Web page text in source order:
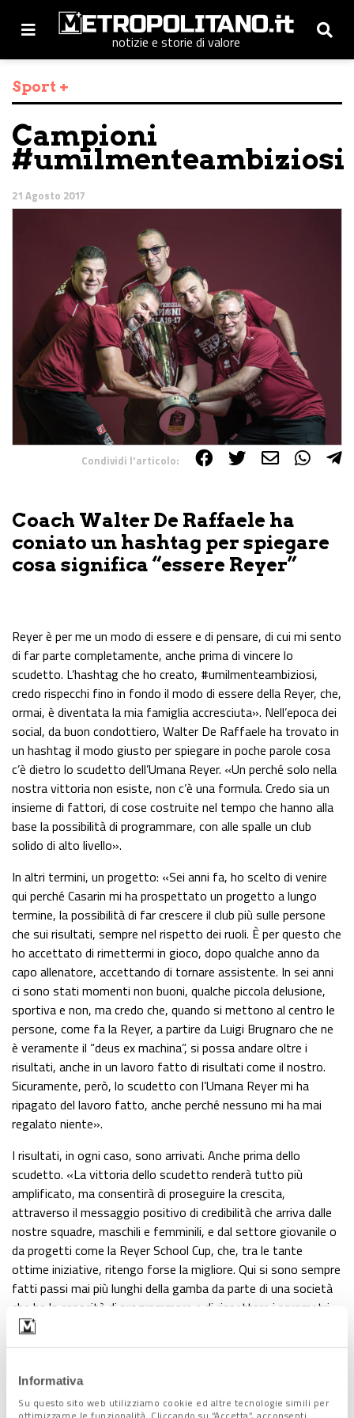
Informativa
Su questo sito web utilizziamo cookie ed altre tecnologie simili per
notizie e storie di valore
Sport +
Campioni
#umilmenteambiziosi
21 Agosto 2017
Condividi l'articolo:
Coach Walter De Raffaele ha
coniato un hashtag per spiegare
cosa significa “essere Reyer”
Reyer è per me un modo di essere e di pensare, di cui mi sento
di far parte completamente, anche prima di vincere lo
scudetto. L’hashtag che ho creato, #umilmenteambiziosi,
credo rispecchi fino in fondo il modo di essere della Reyer, che,
ormai, è diventata la mia famiglia accresciuta». Nell’epoca dei
social, da buon condottiero, Walter De Raffaele ha trovato in
un hashtag il modo giusto per spiegare in poche parole cosa
c’è dietro lo scudetto dell’Umana Reyer. «Un perché solo nella
nostra vittoria non esiste, non c’è una formula. Credo sia un
insieme di fattori, di cose costruite nel tempo che hanno alla
base la possibilità di programmare, con alle spalle un club
solido di alto livello».
In altri termini, un progetto: «Sei anni fa, ho scelto di venire
qui perché Casarin mi ha prospettato un progetto a lungo
termine, la possibilità di far crescere il club più sulle persone
che sui risultati, sempre nel rispetto dei ruoli. È per questo che
ho accettato di rimettermi in gioco, dopo qualche anno da
capo allenatore, accettando di tornare assistente. In sei anni
ci sono stati momenti non buoni, qualche piccola delusione,
sportiva e non, ma credo che, quando si mettono al centro le
persone, come fa la Reyer, a partire da Luigi Brugnaro che ne
è veramente il “deus ex machina”, si possa andare oltre i
risultati, anche in un lavoro fatto di risultati come il nostro.
Sicuramente, però, lo scudetto con l’Umana Reyer mi ha
ripagato del lavoro fatto, anche perché nessuno mi ha mai
regalato niente».
I risultati, in ogni caso, sono arrivati. Anche prima dello
scudetto. «La vittoria dello scudetto renderà tutto più
amplificato, ma consentirà di proseguire la crescita,
attraverso il messaggio positivo di credibilità che arriva dalle
nostre squadre, maschili e femminili, e dal settore giovanile o
da progetti come la Reyer School Cup, che, tra le tante
ottime iniziative, ritengo forse la migliore. Qui si sono sempre
fatti passi mai più lunghi della gamba da parte di una società
che ha la capacità di programmare e di rispettare i parametri
finanziari: aspetto, quest’ultimo, che non va mai
sottovalutato. E la festa per lo scudetto è stata
bello abbiamo fatto per la città metropolitana di Venezia che
non vedeva la vittoria da più di una generazione. Penso a